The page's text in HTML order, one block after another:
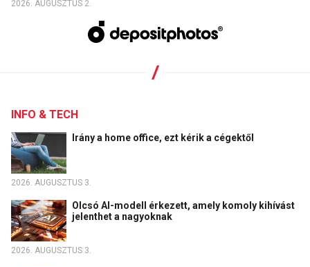
2026. AUGUSZTUS 2.
INFO & TECH
Irány a home office, ezt kérik a cégektől
2026. AUGUSZTUS 3.
Olcsó AI-modell érkezett, amely komoly kihívást
jelenthet a nagyoknak
2026. AUGUSZTUS 3.